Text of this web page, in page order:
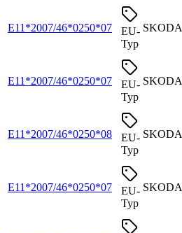
E11*2007/46*0250*07
EU-
Typ
SKODA
E11*2007/46*0250*07
EU-
Typ
SKODA
E11*2007/46*0250*08
EU-
Typ
SKODA
E11*2007/46*0250*07
EU-
Typ
SKODA